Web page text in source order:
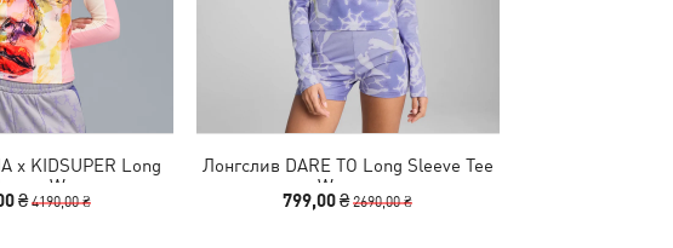
x KIDSUPER Long
Women
₴4190,00 ₴
Лонгслив DARE TO Long Sleeve Tee
Women
799,00 ₴2690,00 ₴